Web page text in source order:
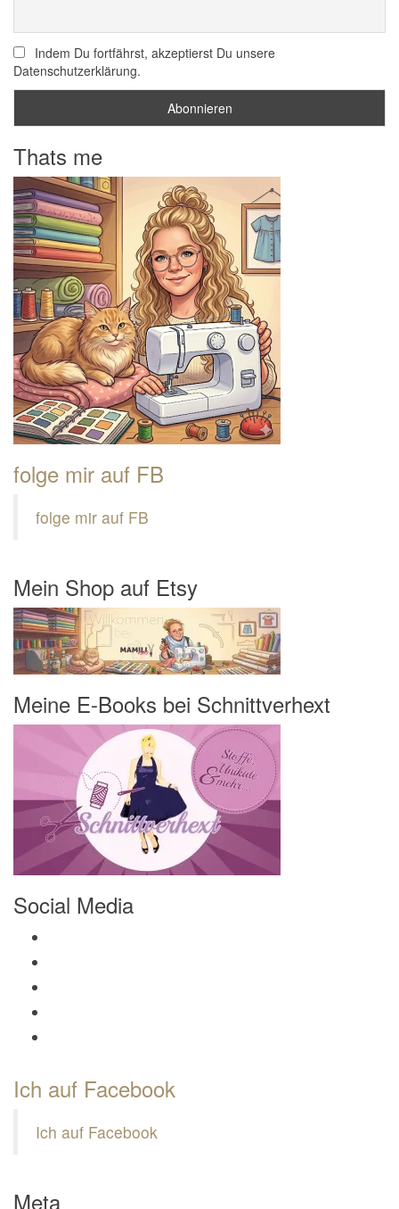
Indem Du fortfährst, akzeptierst Du unsere
Datenschutzerklärung.
Thats me
folge mir auf FB
folge mir auf FB
Mein Shop auf Etsy
Meine E-Books bei Schnittverhext
Social Media
Ich auf Facebook
Ich auf Facebook
Meta